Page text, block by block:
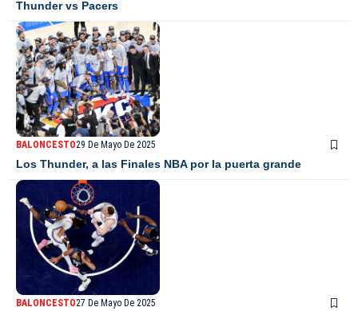
Thunder vs Pacers
BALONCESTO29 De Mayo De 2025
Los Thunder, a las Finales NBA por la puerta grande
BALONCESTO27 De Mayo De 2025